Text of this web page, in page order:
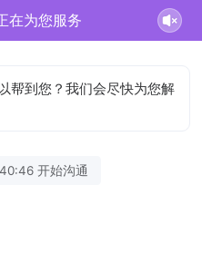
在为您服务
帮到您？我们会尽快为您解
开始沟通